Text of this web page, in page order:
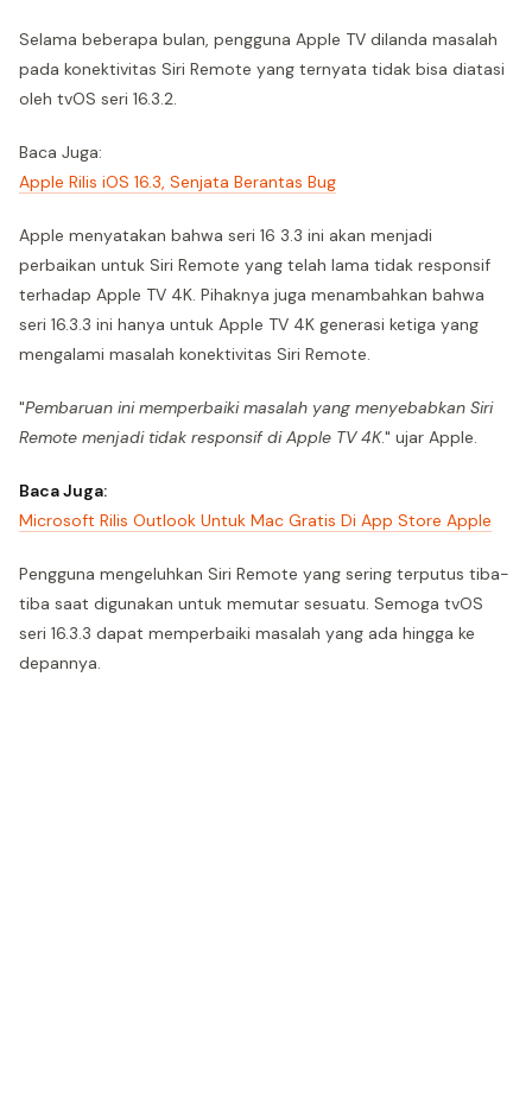
Selama beberapa bulan, pengguna Apple TV dilanda masalah
pada konektivitas Siri Remote yang ternyata tidak bisa diatasi
oleh tvOS seri 16.3.2.
Baca Juga:
Apple Rilis iOS 16.3, Senjata Berantas Bug
Apple menyatakan bahwa seri 16 3.3 ini akan menjadi
perbaikan untuk Siri Remote yang telah lama tidak responsif
terhadap Apple TV 4K. Pihaknya juga menambahkan bahwa
seri 16.3.3 ini hanya untuk Apple TV 4K generasi ketiga yang
mengalami masalah konektivitas Siri Remote.
"Pembaruan ini memperbaiki masalah yang menyebabkan Siri
Remote menjadi tidak responsif di Apple TV 4K." ujar Apple.
Baca Juga:
Microsoft Rilis Outlook Untuk Mac Gratis Di App Store Apple
Pengguna mengeluhkan Siri Remote yang sering terputus tiba-
tiba saat digunakan untuk memutar sesuatu. Semoga tvOS
seri 16.3.3 dapat memperbaiki masalah yang ada hingga ke
depannya.